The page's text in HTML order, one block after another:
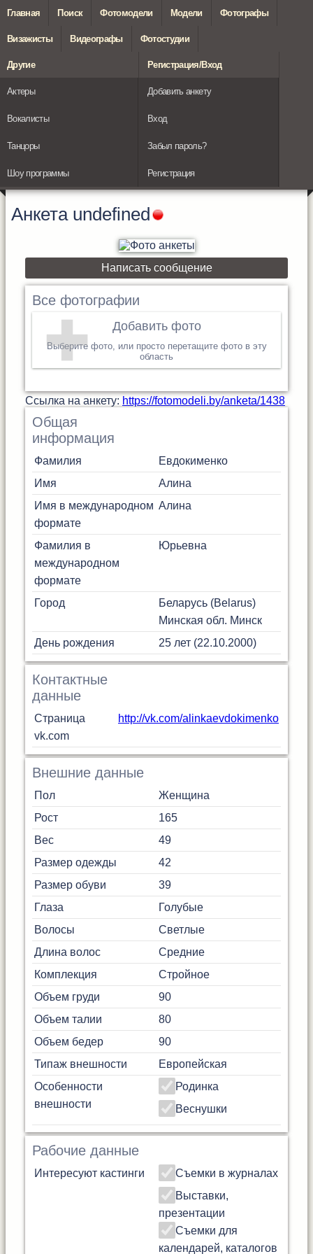
Главная Поиск Фотомодели Модели Фотографы
Визажисты Видеографы Фотостудии
Другие
Актеры
Вокалисты
Танцоры
Шоу программы
Регистрация/Вход
Добавить анкету
Вход
Забыл пароль?
Регистрация
Анкета undefined
Написать сообщение
Все фотографии
Добавить фото
Выберите фото, или просто перетащите фото в эту
область
Cсылка на анкету: https://fotomodeli.by/anketa/1438
Общая
информация
Фамилия
Евдокименко
Имя
Алина
Имя в международном
формате
Алина
Фамилия в
международном
формате
Юрьевна
Город
Беларусь (Belarus)
Минская обл. Минск
День рождения
25 лет (22.10.2000)
Контактные
данные
Страница
vk.com
http://vk.com/alinkaevdokimenko
Внешние данные
Пол
Женщина
Рост
165
Вес
49
Размер одежды
42
Размер обуви
39
Глаза
Голубые
Волосы
Светлые
Длина волос
Средние
Комплекция
Стройное
Объем груди
90
Объем талии
80
Объем бедер
90
Типаж внешности
Европейская
Особенности
внешности
Родинка
Веснушки
Рабочие данные
Интересуют кастинги
Съемки в журналах
Выставки,
презентации
Съемки для
календарей, каталогов